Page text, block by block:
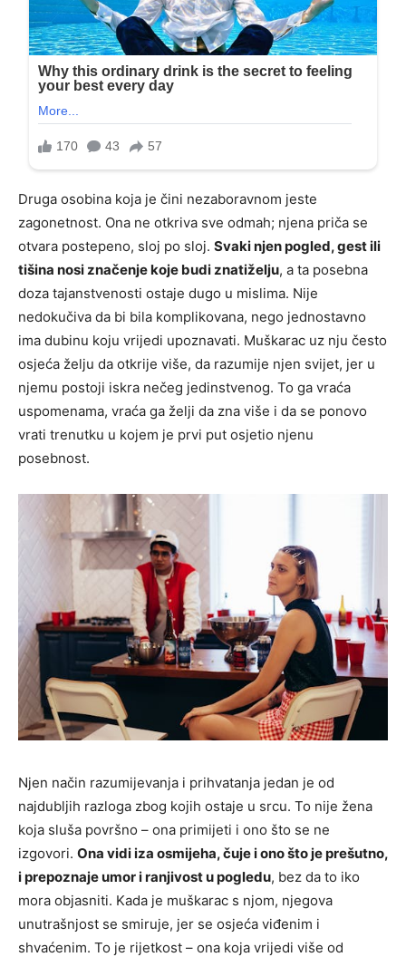
Druga osobina koja je čini nezaboravnom jeste
zagonetnost. Ona ne otkriva sve odmah; njena priča se
otvara postepeno, sloj po sloj. Svaki njen pogled, gest ili
tišina nosi značenje koje budi znatiželju, a ta posebna
doza tajanstvenosti ostaje dugo u mislima. Nije
nedokučiva da bi bila komplikovana, nego jednostavno
ima dubinu koju vrijedi upoznavati. Muškarac uz nju često
osjeća želju da otkrije više, da razumije njen svijet, jer u
njemu postoji iskra nečeg jedinstvenog. To ga vraća
uspomenama, vraća ga želji da zna više i da se ponovo
vrati trenutku u kojem je prvi put osjetio njenu
posebnost.
Njen način razumijevanja i prihvatanja jedan je od
najdubljih razloga zbog kojih ostaje u srcu. To nije žena
koja sluša površno – ona primijeti i ono što se ne
izgovori. Ona vidi iza osmijeha, čuje i ono što je prešutno,
i prepoznaje umor i ranjivost u pogledu, bez da to iko
mora objasniti. Kada je muškarac s njom, njegova
unutrašnjost se smiruje, jer se osjeća viđenim i
shvaćenim. To je rijetkost – ona koja vrijedi više od